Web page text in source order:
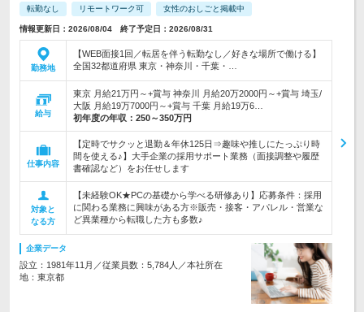
転勤なし リモートワーク可 女性のおしごと掲載中
情報更新日：2026/08/04 終了予定日：2026/08/31
勤務地
【WEB面接1回／転居を伴う転勤なし／好きな場所で働ける】
全国32都道府県 東京・神奈川・千葉・…
給与
東京 月給21万円～+賞与 神奈川 月給20万2000円～+賞与 埼玉/
大阪 月給19万7000円～+賞与 千葉 月給19万6…
初年度の年収： 250～350万円
仕事内容
【定時でサクッと退勤＆年休125日⇒趣味や推しにたっぷり時
間を使える♪】大手企業の採用サポート業務（面接調整や履歴
書確認など）をお任せします
対象と
なる方
【未経験OK★PCの基礎から学べる研修あり】応募条件：採用
に関わる業務に興味がある方※販売・接客・アパレル・営業な
ど異業種から転職した方も多数♪
企業データ
設立：1981年11月／従業員数：5,784人／本社所在
地：東京都